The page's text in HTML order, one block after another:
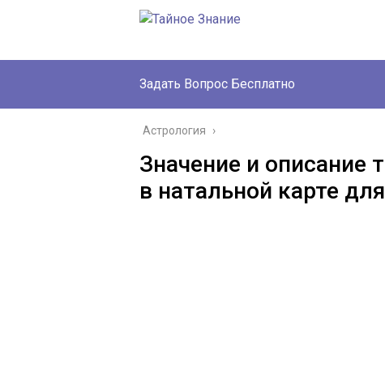
Задать Вопрос Бесплатно
Астрология ›
Значение и описание
в натальной карте